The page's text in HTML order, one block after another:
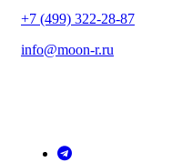
+7 (499) 322-28-87
info@moon-r.ru